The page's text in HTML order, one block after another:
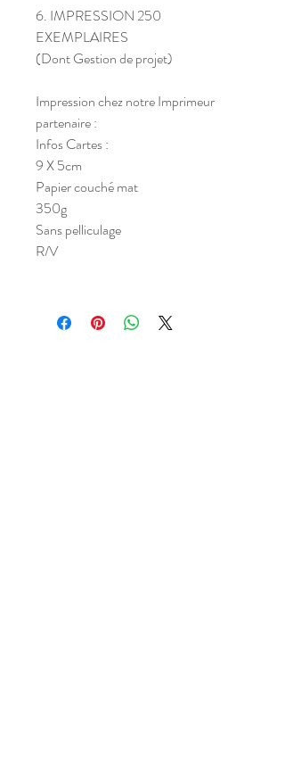
6. IMPRESSION 250
EXEMPLAIRES
(Dont Gestion de projet)
Impression chez notre Imprimeur
partenaire :
Infos Cartes :
9 X 5cm
Papier couché mat
350g
Sans pelliculage
R/V